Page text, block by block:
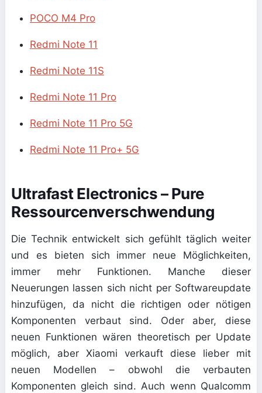
POCO M4 Pro
Redmi Note 11
Redmi Note 11S
Redmi Note 11 Pro
Redmi Note 11 Pro 5G
Redmi Note 11 Pro+ 5G
Ultrafast Electronics – Pure
Ressourcenverschwendung
Die Technik entwickelt sich gefühlt täglich weiter
und es bieten sich immer neue Möglichkeiten,
immer mehr Funktionen. Manche dieser
Neuerungen lassen sich nicht per Softwareupdate
hinzufügen, da nicht die richtigen oder nötigen
Komponenten verbaut sind. Oder aber, diese
neuen Funktionen wären theoretisch per Update
möglich, aber Xiaomi verkauft diese lieber mit
neuen Modellen – obwohl die verbauten
Komponenten gleich sind. Auch wenn Qualcomm